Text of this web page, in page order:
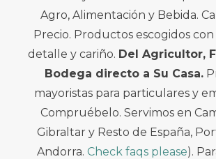
Agro, Alimentación y Bebida.
Precio. Productos escogidos
detalle y cariño. Del Agricultor,
Bodega directo a Su Casa.
mayoristas para particulares y
Compruébelo. Servimos en
Gibraltar y Resto de España,
Andorra. Check faqs please).